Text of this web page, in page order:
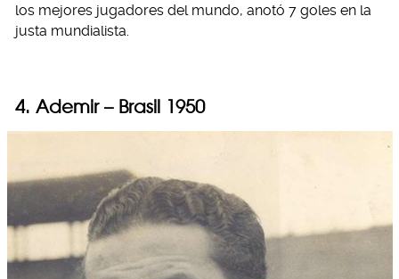
los mejores jugadores del mundo, anotó 7 goles en la
justa mundialista.
4. Ademir – Brasil 1950